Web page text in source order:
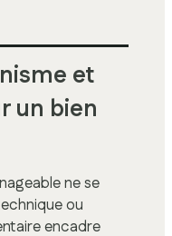
et
un bien
ne se
ou
encadre